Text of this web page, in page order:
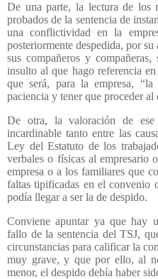
De una parte, la lectura de los
probados de la sentencia de
una conflictividad en la
posteriormente despedida, por
sus compañeros y
insulto al que hago referencia
que será, para la empresa,
paciencia y tener que proceder
De otra, la valoración de
incardinable tanto entre las
Ley del Estatuto de los
verbales o físicas al empresario
empresa o a los familiares que
faltas tipificadas en el convenio
podía llegar a ser la de despido.
Conviene apuntar ya que hay
fallo de la sentencia del TSJ,
circunstancias para calificar la
muy grave, y que por ello, al
menor, el despido debía haber